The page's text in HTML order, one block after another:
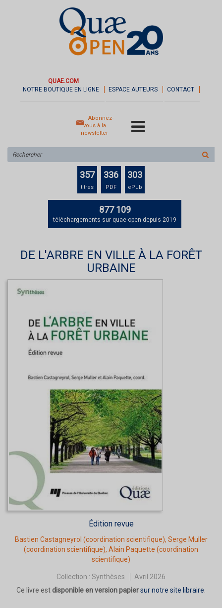
QUAE.COM
NOTRE BOUTIQUE EN LIGNE
ESPACE AUTEURS CONTACT
Abonnez-
vous à la
newsletter
sur
le
357
titres
336
PDF
303
ePub
877 109
téléchargements sur quae-open depuis 2019
DE L'ARBRE EN VILLE À LA FORÊT
URBAINE
Édition revue
Bastien Castagneyrol (coordination scientifique), Serge Muller
(coordination scientifique), Alain Paquette (coordination
scientifique)
Collection : Synthèses
Avril 2026
Ce livre est disponible en version papiersur notre site libraire.